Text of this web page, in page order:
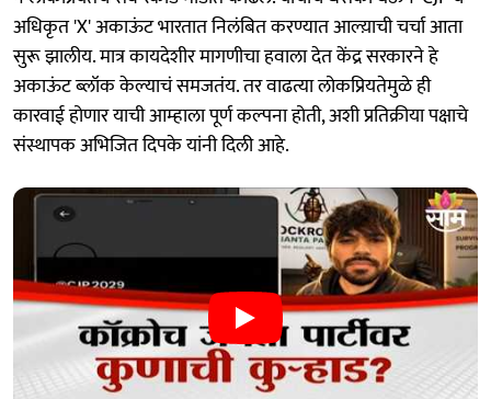
अधिकृत 'X' अकाऊंट भारतात निलंबित करण्यात आल्य़ाची चर्चा आता
सुरू झालीय. मात्र कायदेशीर मागणीचा हवाला देत केंद्र सरकारने हे
अकाऊंट ब्लॉक केल्याचं समजतंय. तर वाढत्या लोकप्रियतेमुळे ही
कारवाई होणार याची आम्हाला पूर्ण कल्पना होती, अशी प्रतिक्रीया पक्षाचे
संस्थापक अभिजित दिपके यांनी दिली आहे.